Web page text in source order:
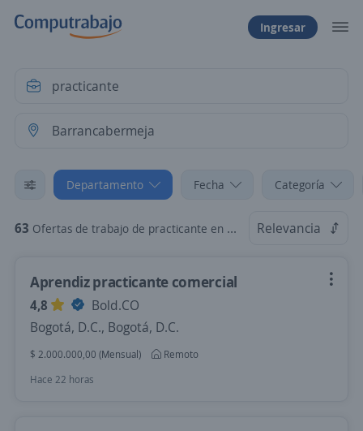
Ingresar
Departamento Fecha Categoría
63 Ofertas de trabajo de practicante en Barrancabermeja, Santander Relevancia
Aprendiz practicante comercial
4,8
Bold.CO
Bogotá, D.C., Bogotá, D.C.
$ 2.000.000,00 (Mensual)
Remoto
Hace 22 horas